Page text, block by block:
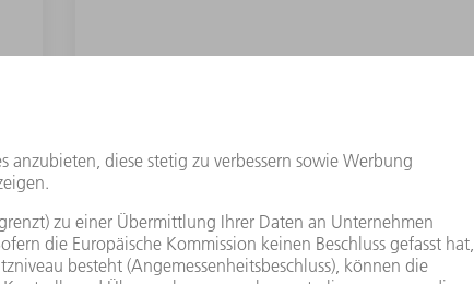
OPTIMIERUNGSPOTENZIALE
Mit den richtigen Daten wissen Sie wo und
Fehler auftreten – und können diese